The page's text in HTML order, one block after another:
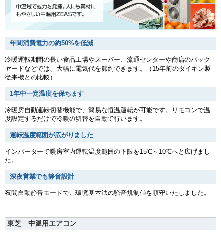
年間消費電力の約50%を低減
冷暖運転期間の長い食品工場やスーパー、流通センターや商店のバック
ヤードなどでは、大幅に電気代を節約できます。（15年前のダイキン製
従来機との比較）
1年中一定温度を保ちます
冷暖房自動運転切替機能で、簡易な恒温運転が可能です。リモコンで温
度設定するだけで冷暖の切替を自動で行います。
運転温度範囲が広がりました
インバーターで暖房室内運転温度範囲の下限を15℃～10℃へと広げまし
た。
深夜営業でも静音設計
夜間自動静音モードで、環境基本法の騒音規制値を順守いたしました。
東芝 中温用エアコン